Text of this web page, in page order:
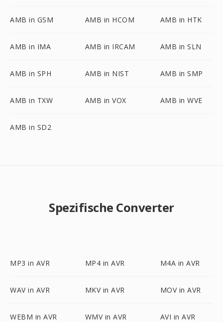
AMB in GSM AMB in HCOM AMB in HTK
AMB in IMA AMB in IRCAM AMB in SLN
AMB in SPH AMB in NIST AMB in SMP
AMB in TXW AMB in VOX AMB in WVE
AMB in SD2
Spezifische Converter
MP3 in AVR MP4 in AVR M4A in AVR
WAV in AVR MKV in AVR MOV in AVR
WEBM in AVR WMV in AVR AVI in AVR